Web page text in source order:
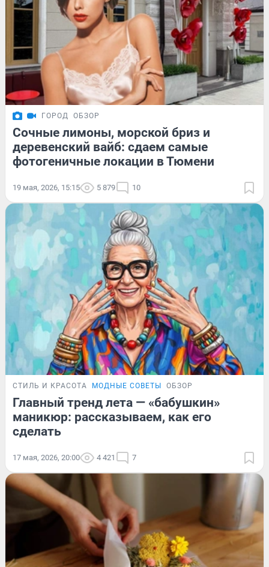
ГОРОД ОБЗОР
Сочные лимоны, морской бриз и
деревенский вайб: сдаем самые
фотогеничные локации в Тюмени
19 мая, 2026, 15:15 5 879 10
СТИЛЬ И КРАСОТА МОДНЫЕ СОВЕТЫ ОБЗОР
Главный тренд лета — «бабушкин»
маникюр: рассказываем, как его
сделать
17 мая, 2026, 20:00 4 421 7